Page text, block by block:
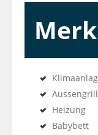
Aussengrill
Heizung
Babybett